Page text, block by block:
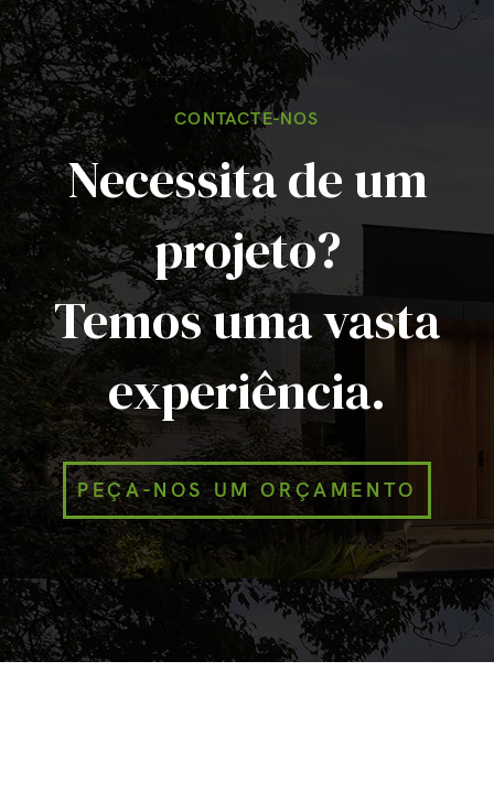
CONTACTE-NOS
Necessita de um
projeto?
Temos uma vasta
experiência.
PEÇA-NOS UM ORÇAMENTO